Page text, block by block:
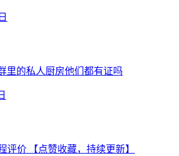
里的私人厨房他们都有证吗
评价 【点赞收藏，持续更新】